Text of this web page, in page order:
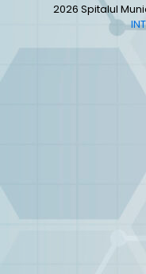
2026 Spitalul